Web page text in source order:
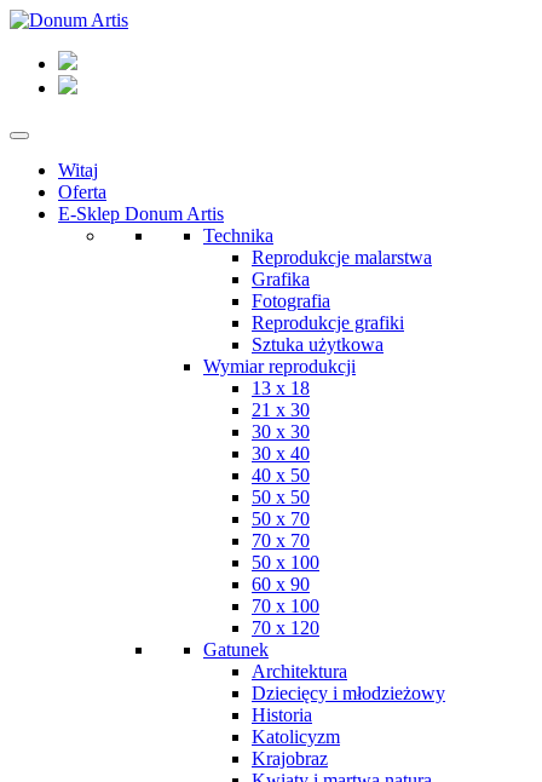
Witaj
Oferta
E-Sklep Donum Artis
Technika
Reprodukcje malarstwa
Grafika
Fotografia
Reprodukcje grafiki
Sztuka użytkowa
Wymiar reprodukcji
13 x 18
21 x 30
30 x 30
30 x 40
40 x 50
50 x 50
50 x 70
70 x 70
50 x 100
60 x 90
70 x 100
70 x 120
Gatunek
Architektura
Dziecięcy i młodzieżowy
Historia
Katolicyzm
Krajobraz